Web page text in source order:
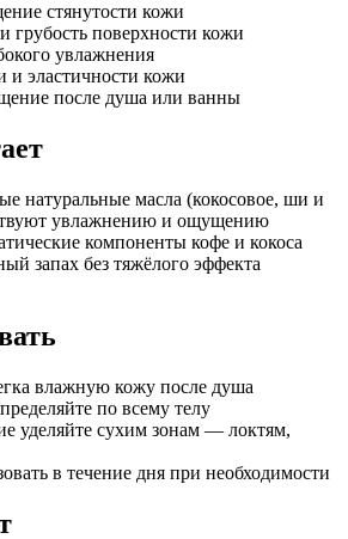
стянутости кожи
грубость поверхности кожи
увлажнения
и эластичности кожи
после душа или ванны
натуральные масла (кокосовое, ши и
увлажнению и ощущению
компоненты кофе и кокоса
запах без тяжёлого эффекта
влажную кожу после душа
по всему телу
уделяйте сухим зонам — локтям,
в течение дня при необходимости